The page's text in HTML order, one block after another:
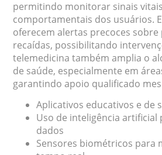
permitindo monitorar sinais
comportamentais dos usuários.
oferecem alertas precoces sobre
recaídas, possibilitando
telemedicina também amplia o
de saúde, especialmente em
garantindo apoio qualificado
Aplicativos educativos e de
Uso de inteligência artificial
dados
Sensores biométricos para